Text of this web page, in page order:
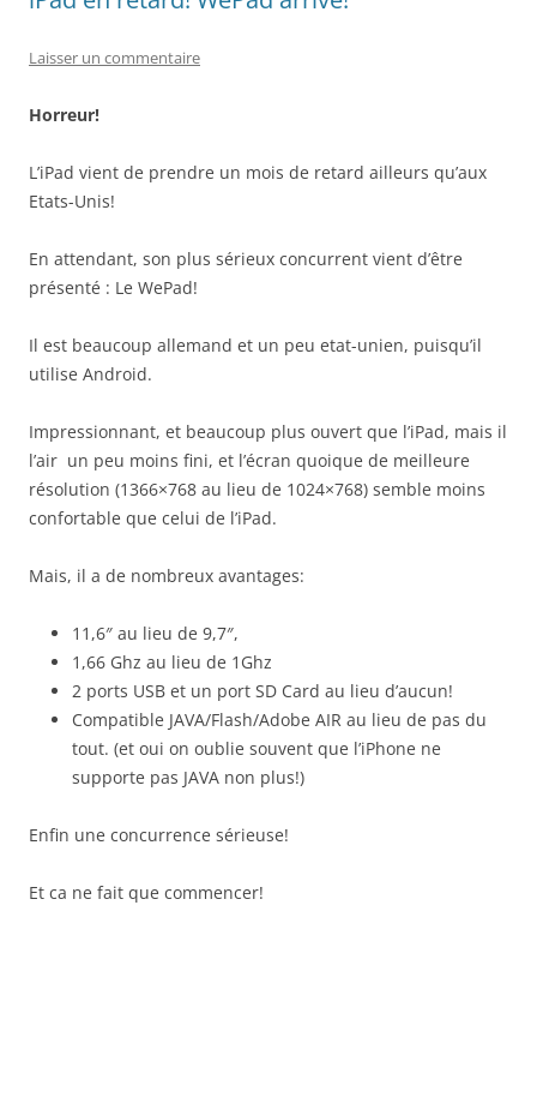
Laisser un commentaire
Horreur!
L’iPad vient de prendre un mois de retard ailleurs qu’aux
Etats-Unis!
En attendant, son plus sérieux concurrent vient d’être
présenté : Le WePad!
Il est beaucoup allemand et un peu etat-unien, puisqu’il
utilise Android.
Impressionnant, et beaucoup plus ouvert que l’iPad, mais il
l’air un peu moins fini, et l’écran quoique de meilleure
résolution (1366×768 au lieu de 1024×768) semble moins
confortable que celui de l’iPad.
Mais, il a de nombreux avantages:
11,6″ au lieu de 9,7″,
1,66 Ghz au lieu de 1Ghz
2 ports USB et un port SD Card au lieu d’aucun!
Compatible JAVA/Flash/Adobe AIR au lieu de pas du
tout. (et oui on oublie souvent que l’iPhone ne
supporte pas JAVA non plus!)
Enfin une concurrence sérieuse!
Et ca ne fait que commencer!